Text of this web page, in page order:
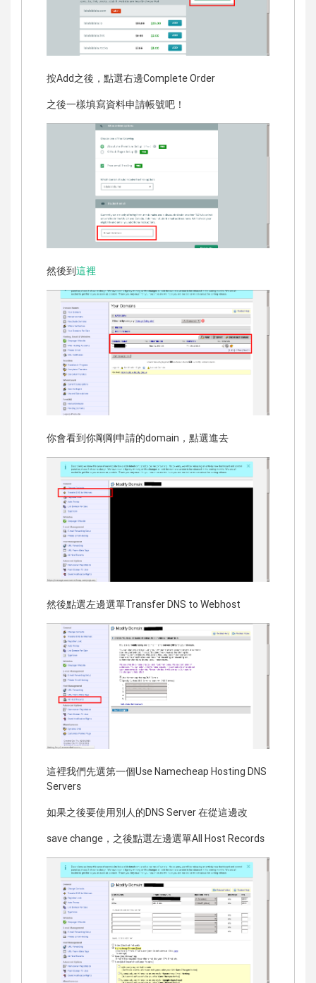
按Add之後，點選右邊Complete Order
之後一樣填寫資料申請帳號吧！
然後到這裡
你會看到你剛剛申請的domain，點選進去
然後點選左邊選單Transfer DNS to Webhost
這裡我們先選第一個Use Namecheap Hosting DNS
Servers
如果之後要使用別人的DNS Server 在從這邊改
save change，之後點選左邊選單All Host Records